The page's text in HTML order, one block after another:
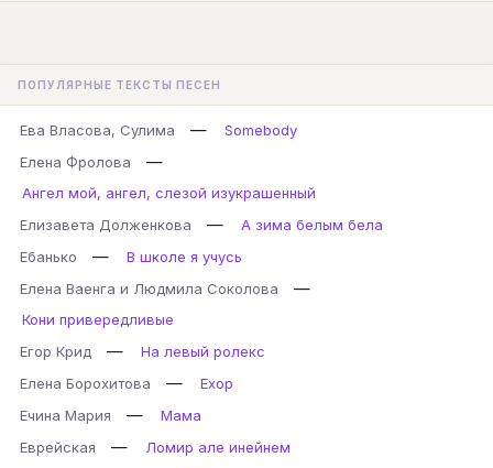
ПОПУЛЯРНЫЕ ТЕКСТЫ ПЕСЕН
Ева Власова, Сулима —
Somebody
Елена Фролова
—
Ангел мой, ангел, слезой изукрашенный
Елизавета Долженкова
—
А зима белым бела
Ебанько
—
В школе я учусь
Елена Ваенга и Людмила Соколова
—
Кони привередливые
Егор Крид
—
На левый ролекс
Елена Борохитова
—
Ехор
Ечина Мария
—
Мама
Еврейская
—
Ломир але инейнем